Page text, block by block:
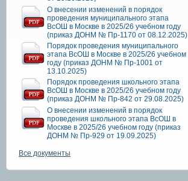
О внесении изменений в порядок
проведения муниципального этапа
ВсОШ в Москве в 2025/26 учебном году
(приказ ДОНМ № Пр-1170 от 08.12.2025)
Порядок проведения муниципального
этапа ВсОШ в Москве в 2025/26 учебном
году (приказ ДОНМ № Пр-1001 от
13.10.2025)
Порядок проведения школьного этапа
ВсОШ в Москве в 2025/26 учебном году
(приказ ДОНМ № Пр-842 от 29.08.2025)
О внесении изменений в порядок
проведения школьного этапа ВсОШ в
Москве в 2025/26 учебном году (приказ
ДОНМ № Пр-929 от 19.09.2025)
Все документы